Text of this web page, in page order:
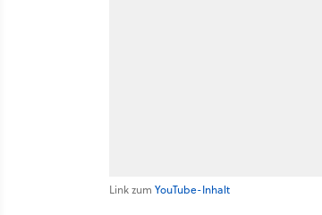
Link zum YouTube-Inhalt